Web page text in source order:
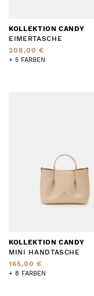
KOLLEKTION CANDY
EIMERTASCHE
208,00 €
+ 5 FARBEN
KOLLEKTION CANDY
MINI HANDTASCHE
165,00 €
+ 8 FARBEN